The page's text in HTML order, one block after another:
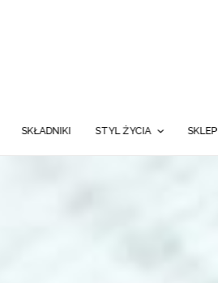
SKŁADNIKI STYL ŻYCIA SKLEP